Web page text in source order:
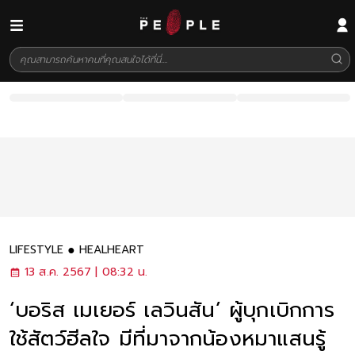
LIFESTYLE
HEALHEART
13 ส.ค. 2567 | 08:32 น.
‘บอริส เมเยอร์ เลวินสัน’ ผู้บุกเบิกการ
ใช้สัตว์ฮีลใจ มีที่มาจากน้องหมาแสนรู้